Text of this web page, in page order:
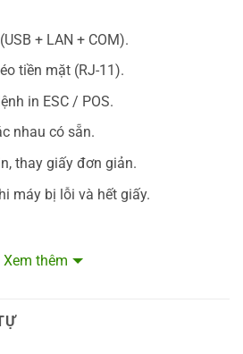
+ LAN + COM).
tiền mặt (RJ-11).
in ESC / POS.
nhau có sẵn.
thay giấy đơn giản.
máy bị lỗi và hết giấy.
Xem thêm